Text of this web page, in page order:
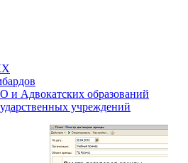
Адвокатских образований
учреждений